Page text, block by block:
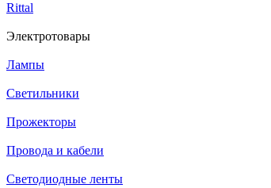
Rittal
Электротовары
Лампы
Светильники
Прожекторы
Провода и кабели
Светодиодные ленты